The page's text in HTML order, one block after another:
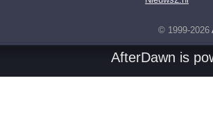
© 1999-2026
AfterDawn is